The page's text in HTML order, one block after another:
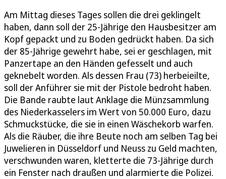
Am Mittag dieses Tages sollen die drei geklingelt
haben, dann soll der 25-Jährige den Hausbesitzer am
Kopf gepackt und zu Boden gedrückt haben. Da sich
der 85-Jährige gewehrt habe, sei er geschlagen, mit
Panzertape an den Händen gefesselt und auch
geknebelt worden. Als dessen Frau (73) herbeieilte,
soll der Anführer sie mit der Pistole bedroht haben.
Die Bande raubte laut Anklage die Münzsammlung
des Niederkasselers im Wert von 50.000 Euro, dazu
Schmuckstücke, die sie in einen Wäschekorb warfen.
Als die Räuber, die ihre Beute noch am selben Tag bei
Juwelieren in Düsseldorf und Neuss zu Geld machten,
verschwunden waren, kletterte die 73-Jährige durch
ein Fenster nach draußen und alarmierte die Polizei.